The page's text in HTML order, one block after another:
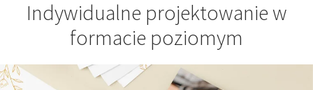
Indywidualne projektowanie w
formacie poziomym